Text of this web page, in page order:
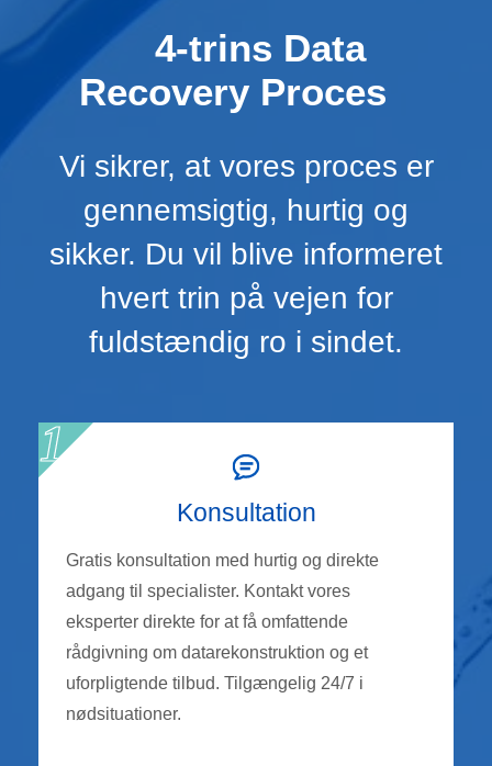
4-trins Data
Recovery Proces
Vi sikrer, at vores proces er
gennemsigtig, hurtig og
sikker. Du vil blive informeret
hvert trin på vejen for
fuldstændig ro i sindet.
Konsultation
Gratis konsultation med hurtig og direkte
adgang til specialister. Kontakt vores
eksperter direkte for at få omfattende
rådgivning om datarekonstruktion og et
uforpligtende tilbud. Tilgængelig 24/7 i
nødsituationer.